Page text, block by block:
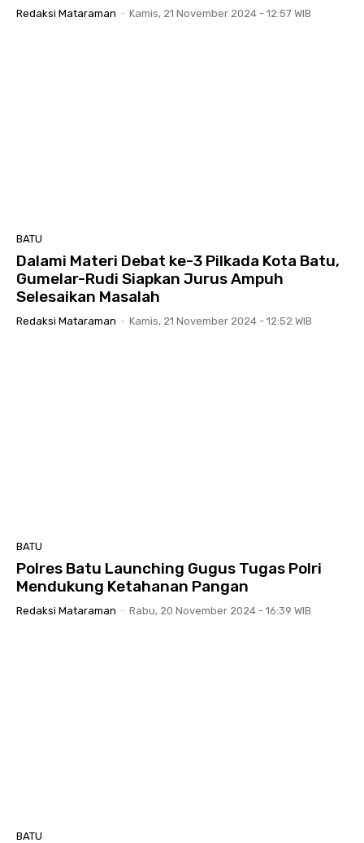
Redaksi Mataraman - Kamis, 21 November 2024 - 12:57 WIB
BATU
Dalami Materi Debat ke-3 Pilkada Kota Batu,
Gumelar-Rudi Siapkan Jurus Ampuh
Selesaikan Masalah
Redaksi Mataraman - Kamis, 21 November 2024 - 12:52 WIB
BATU
Polres Batu Launching Gugus Tugas Polri
Mendukung Ketahanan Pangan
Redaksi Mataraman - Rabu, 20 November 2024 - 16:39 WIB
BATU